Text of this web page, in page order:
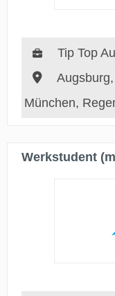
Tip Top
München,
Werkstudent